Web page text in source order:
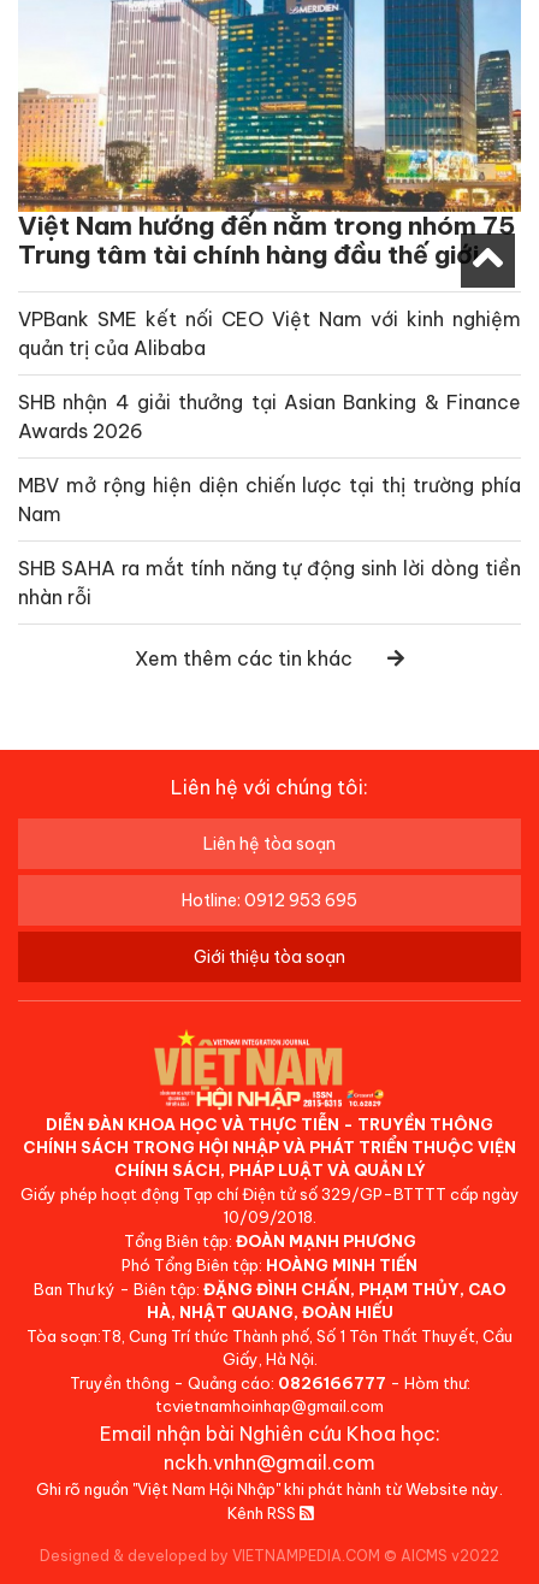
Việt Nam hướng đến nằm trong nhóm 75
Trung tâm tài chính hàng đầu thế giới
VPBank SME kết nối CEO Việt Nam với kinh nghiệm
quản trị của Alibaba
SHB nhận 4 giải thưởng tại Asian Banking & Finance
Awards 2026
MBV mở rộng hiện diện chiến lược tại thị trường phía
Nam
SHB SAHA ra mắt tính năng tự động sinh lời dòng tiền
nhàn rỗi
Xem thêm các tin khác
Liên hệ với chúng tôi:
Liên hệ tòa soạn
Hotline: 0912 953 695
Giới thiệu tòa soạn
DIỄN ĐÀN KHOA HỌC VÀ THỰC TIỄN - TRUYỀN THÔNG
CHÍNH SÁCH TRONG HỘI NHẬP VÀ PHÁT TRIỂN THUỘC VIỆN
CHÍNH SÁCH, PHÁP LUẬT VÀ QUẢN LÝ
Giấy phép hoạt động Tạp chí Điện tử số 329/GP-BTTTT cấp ngày
10/09/2018.
Tổng Biên tập: ĐOÀN MẠNH PHƯƠNG
Phó Tổng Biên tập: HOÀNG MINH TIẾN
Ban Thư ký - Biên tập: ĐẶNG ĐÌNH CHẤN, PHẠM THỦY, CAO
HÀ, NHẬT QUANG, ĐOÀN HIẾU
Tòa soạn:T8, Cung Trí thức Thành phố, Số 1 Tôn Thất Thuyết, Cầu
Giấy, Hà Nội.
Truyền thông - Quảng cáo: 0826166777 - Hòm thư:
tcvietnamhoinhap@gmail.com
Email nhận bài Nghiên cứu Khoa học:
nckh.vnhn@gmail.com
Ghi rõ nguồn "Việt Nam Hội Nhập" khi phát hành từ Website này.
Kênh RSS
Designed & developed by VIETNAMPEDIA.COM © AICMS v2022